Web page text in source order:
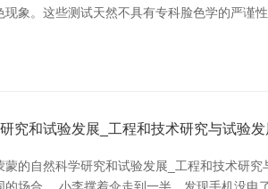
象。这些测试天然不具有专科脸色学的严谨
究和试验发展_工程和技术研究与试验
蒙的自然科学研究和试验发展_工程和技术研
场合。 小李撑着伞走到一半，发现手机没电